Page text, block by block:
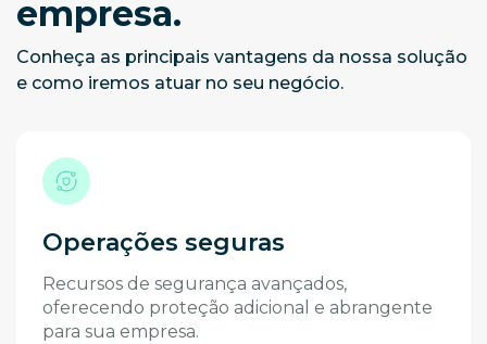
empresa.
Conheça as principais vantagens da nossa solução
e como iremos atuar no seu negócio.
Operações seguras
Recursos de segurança avançados,
oferecendo proteção adicional e abrangente
para sua empresa.